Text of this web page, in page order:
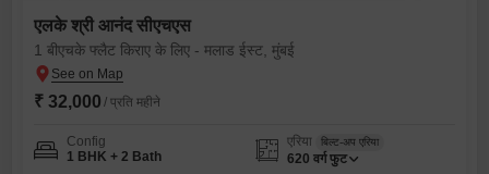
एलके श्री आनंद सीएचएस
1 बीएचके फ्लैट किराए के लिए - मलाड ईस्ट, मुंबई
₹ 32,000 / प्रति महीने
Config
1 BHK + 2 Bath
एरिया बिल्ट-अप एरिया
620 वर्ग फुट